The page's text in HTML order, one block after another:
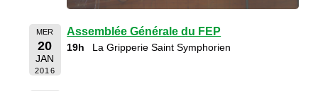
MER
20
JAN
2016
Assemblée Générale du FEP
19h La Gripperie Saint Symphorien